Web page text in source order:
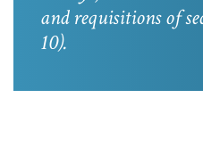
and requisitions of
10).